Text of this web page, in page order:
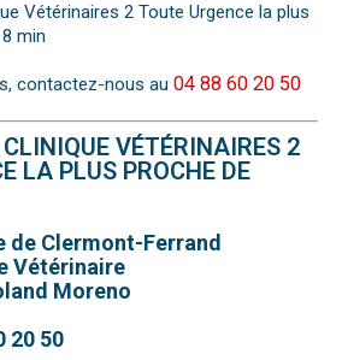
Vétérinaires 2 Toute Urgence la plus
min
contactez-nous au 04 88 60 20 50
VÉTÉRINAIRES 2
LA PLUS PROCHE DE
de Clermont-Ferrand
Vétérinaire
Moreno
20 50